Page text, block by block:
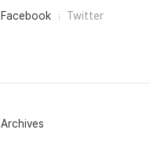
페
그
Facebook Twitter
Archives